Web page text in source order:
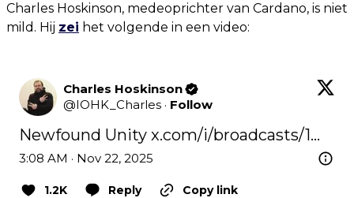
Charles Hoskinson, medeoprichter van Cardano, is niet
mild. Hij zei het volgende in een video:
Charles Hoskinson
@IOHK_Charles · Follow
Newfound Unity x.com/i/broadcasts/1…
3:08 AM · Nov 22, 2025
1.2K Reply
Copy link